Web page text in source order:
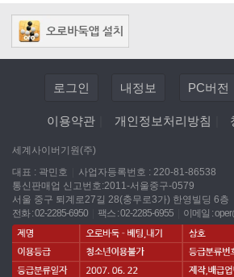
로그인 내정보 PC버전
이용약관 개인정보처리방침
세계사이버기원(주)
대표 : 곽민호
사업자등록번호 : 220-81-86538
통신판매업 신고번호:2011-서울중구-0579
서울 중구 퇴계로27길 28(충무로3가) 한영빌딩 6층
전화 : 02-2285-6950
팩스 : 02-2285-6955 이메일 :